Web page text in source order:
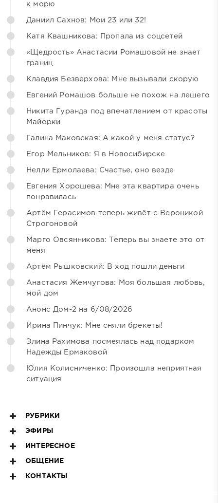
к морю
Даниил Сахнов: Мои 23 или 32!
Катя Квашникова: Пропала из соцсетей
«Щедрость» Анастасии Ромашовой не знает
границ
Клавдия Безверхова: Мне вызывали скорую
Евгений Ромашов больше не похож на лешего
Никита Гуранда под впечатлением от красоты
Майорки
Галина Маковская: А какой у меня статус?
Егор Мельников: Я в Новосибирске
Нелли Ермолаева: Счастье, оно везде
Евгения Хорошева: Мне эта квартира очень
понравилась
Артём Герасимов теперь живёт с Вероникой
Строгоновой
Марго Овсянникова: Теперь вы знаете это от
меня
Артём Рышковский: В ход пошли деньги
Анастасия Жемчугова: Моя большая любовь,
мой дом
Анонс Дом-2 на 6/08/2026
Ирина Пинчук: Мне сняли брекеты!
Элина Рахимова посмеялась над подарком
Надежды Ермаковой
Юлия Колисниченко: Произошла неприятная
ситуация
РУБРИКИ
ЭФИРЫ
ИНТЕРЕСНОЕ
ОБЩЕНИЕ
КОНТАКТЫ